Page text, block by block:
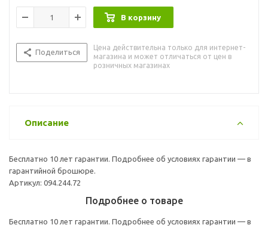
В корзину
Поделиться
Цена действительна только для интернет-
магазина и может отличаться от цен в
розничных магазинах
Описание
Бесплатно 10 лет гарантии. Подробнее об условиях гарантии — в
гарантийной брошюре.
Артикул: 094.244.72
Подробнее о товаре
Бесплатно 10 лет гарантии. Подробнее об условиях гарантии — в